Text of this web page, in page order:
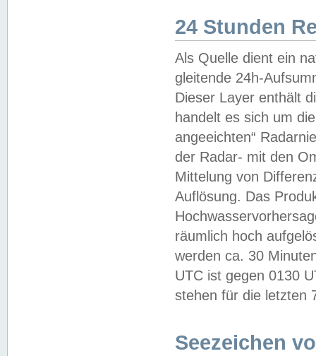
24 Stunden
Als Quelle dient ein
gleitende 24h-
Dieser Layer enthält
handelt es sich um
angeeichten“
der Radar- mit den
Mittelung von
Auflösung. Das
räumlich hoch
werden ca. 30
UTC ist gegen 0130
stehen für die letzten
Seezeichen